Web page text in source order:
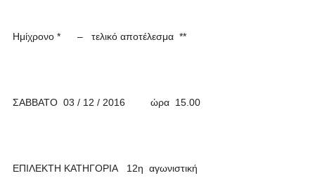
Ημίχρονο * – τελικό αποτέλεσμα **
ΣΑΒΒΑΤΟ 03 / 12 / 2016 ώρα 15.00
ΕΠΙΛΕΚΤΗ ΚΑΤΗΓΟΡΙΑ 12η αγωνιστική